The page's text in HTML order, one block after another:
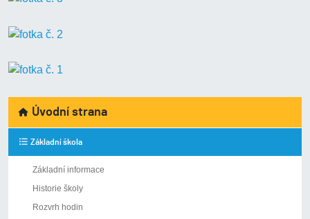
Úvodní strana
Základní škola
Základní informace
Historie školy
Rozvrh hodin